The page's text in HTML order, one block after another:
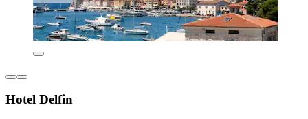
Hotel Delfin